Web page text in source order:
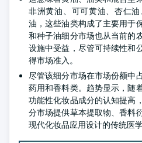
非洲黄油、可可黄油、杏仁
油，这些油类构成了主要用于
和种子油细分市场也从当前的
设施中受益，尽管可持续性和
得市场准入。
尽管该细分市场在市场份额中
药用和香料类。趋势显示，随
功能性化妆品成分的认知提高
分市场提供草本提取物、香料
现代化妆品应用设计的传统医学